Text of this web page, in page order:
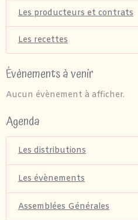
Les producteurs et contrats
Les recettes
Évènements à venir
Aucun évènement à afficher.
Agenda
Les distributions
Les évènements
Assemblées Générales